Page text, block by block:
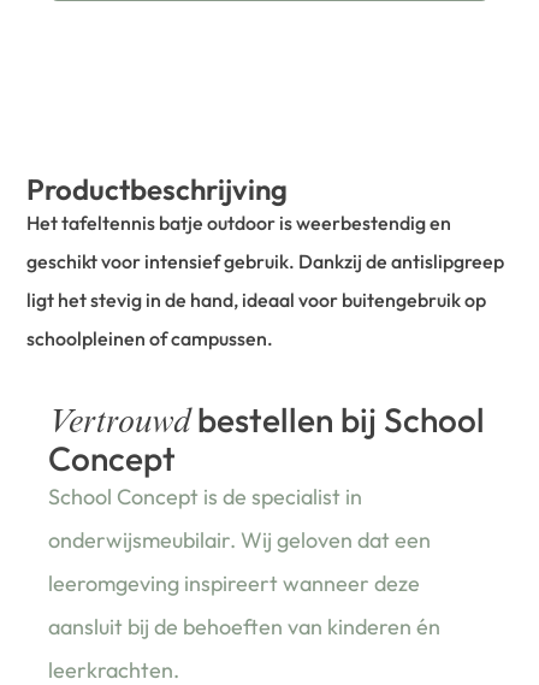
Productbeschrijving
Het tafeltennis batje outdoor is weerbestendig en
geschikt voor intensief gebruik. Dankzij de antislipgreep
ligt het stevig in de hand, ideaal voor buitengebruik op
schoolpleinen of campussen.
Vertrouwdbestellen bij School
Concept
School Concept is de specialist in
onderwijsmeubilair. Wij geloven dat een
leeromgeving inspireert wanneer deze
aansluit bij de behoeften van kinderen én
leerkrachten.